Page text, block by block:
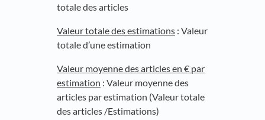
totale des articles
Valeur totale des estimations : Valeur
totale d’une estimation
Valeur moyenne des articles en € par
estimation : Valeur moyenne des
articles par estimation (Valeur totale
des articles /Estimations)